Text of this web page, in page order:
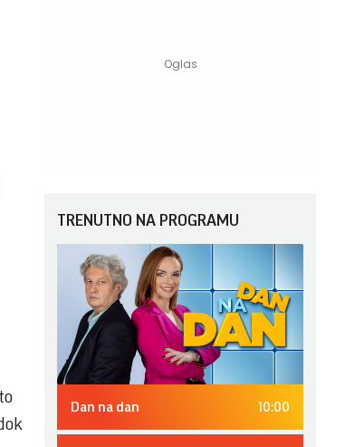
TRENUTNO NA PROGRAMU
Dan na dan 10:00